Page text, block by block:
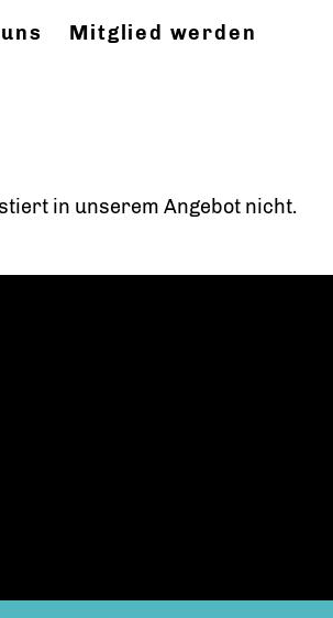
Mitglied werden
in unserem Angebot nicht.